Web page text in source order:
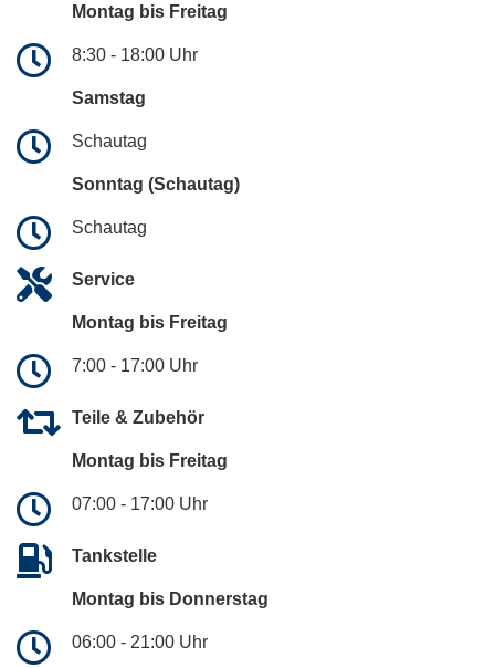
Montag bis Freitag
8:30 - 18:00 Uhr
Samstag
Schautag
Sonntag (Schautag)
Schautag
Service
Montag bis Freitag
7:00 - 17:00 Uhr
Teile & Zubehör
Montag bis Freitag
07:00 - 17:00 Uhr
Tankstelle
Montag bis Donnerstag
06:00 - 21:00 Uhr